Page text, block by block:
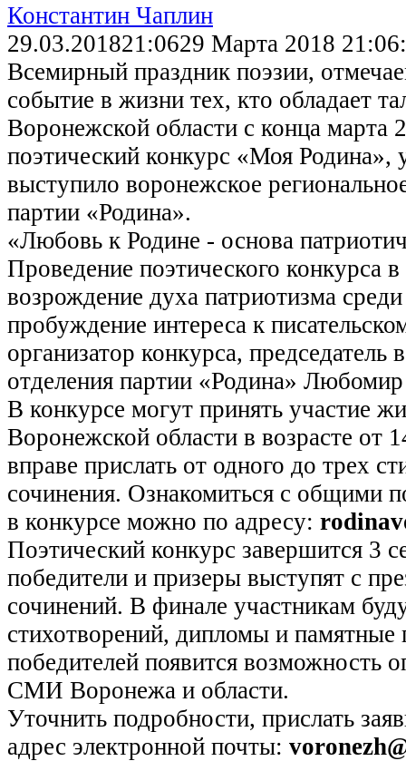
Константин Чаплин
29.03.201821:0629 Марта 2018
Всемирный праздник поэзии,
событие в жизни тех, кто обладает
Воронежской области с конца марта
поэтический конкурс «Моя Родина»,
выступило воронежское
партии «Родина».
«Любовь к Родине - основа
Проведение поэтического конкурса
возрождение духа патриотизма
пробуждение интереса к
организатор конкурса, председатель
отделения партии «Родина»
В конкурсе могут принять участие
Воронежской области в возрасте от
вправе прислать от одного до трех
сочинения. Ознакомиться с общими
в конкурсе можно по адресу:
Поэтический конкурс завершится 3
победители и призеры выступят с
сочинений. В финале участникам
стихотворений, дипломы и памятные
победителей появится возможность
СМИ Воронежа и области.
Уточнить подробности, прислать
адрес электронной почты: